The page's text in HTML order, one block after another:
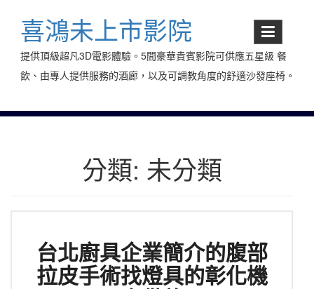
content喜鴻未上市影院
提供頂級超凡3D電影體驗。5間豪華貴賓影院可供應五星級 餐
飲、由專人提供服務的酒廊，以及可調教角度的舒適沙發座椅。
分類: 未分類
台北廚具企業簡介的腹部
拉皮手術找燈具的彰化機